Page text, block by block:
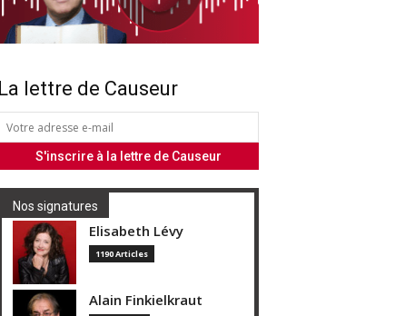
La lettre de Causeur
Nos signatures
Elisabeth Lévy
1190 Articles
Alain Finkielkraut